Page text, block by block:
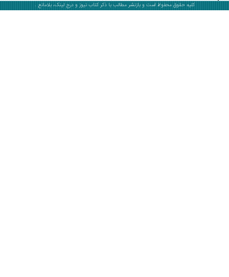
کلیه حقوق محفوظ است و بازنشر مطالب با ذکرکتاب نیوز و درج لینک، بلامانع .